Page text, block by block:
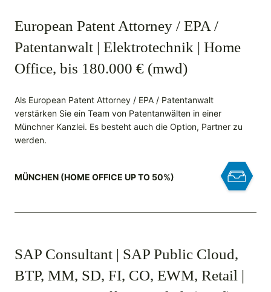
European Patent Attorney / EPA /
Patentanwalt | Elektrotechnik | Home
Office, bis 180.000 € (mwd)
Als European Patent Attorney / EPA / Patentanwalt
verstärken Sie ein Team von Patentanwälten in einer
Münchner Kanzlei. Es besteht auch die Option, Partner zu
werden.
MÜNCHEN (HOME OFFICE UP TO 50%)
SAP Consultant | SAP Public Cloud,
BTP, MM, SD, FI, CO, EWM, Retail |